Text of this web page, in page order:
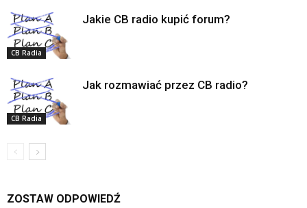
CB Radia
Jakie CB radio kupić forum?
CB Radia
Jak rozmawiać przez CB radio?
ZOSTAW ODPOWIEDŹ